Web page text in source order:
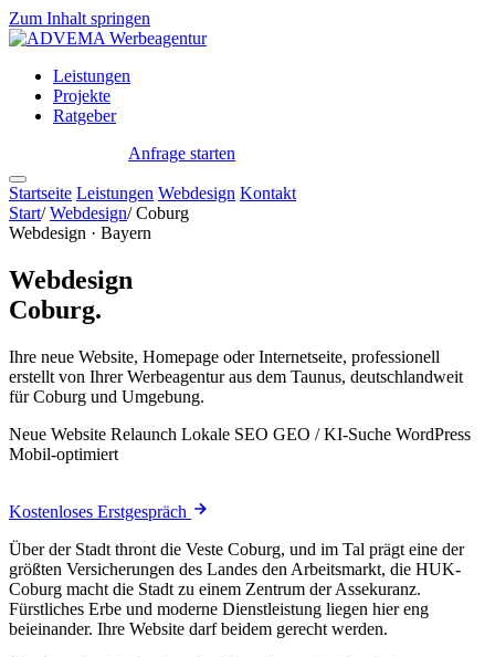
Zum Inhalt springen
Leistungen
Projekte
Ratgeber
Anfrage starten
Startseite Leistungen Webdesign Kontakt
Start/ Webdesign/ Coburg
Webdesign · Bayern
Webdesign
Coburg.
Ihre neue Website, Homepage oder Internetseite, professionell
erstellt von Ihrer Werbeagentur aus dem Taunus, deutschlandweit
für Coburg und Umgebung.
Neue Website Relaunch Lokale SEO GEO / KI-Suche WordPress
Mobil-optimiert
Kostenloses Erstgespräch
Über der Stadt thront die Veste Coburg, und im Tal prägt eine der
größten Versicherungen des Landes den Arbeitsmarkt, die HUK-
Coburg macht die Stadt zu einem Zentrum der Assekuranz.
Fürstliches Erbe und moderne Dienstleistung liegen hier eng
beieinander. Ihre Website darf beidem gerecht werden.